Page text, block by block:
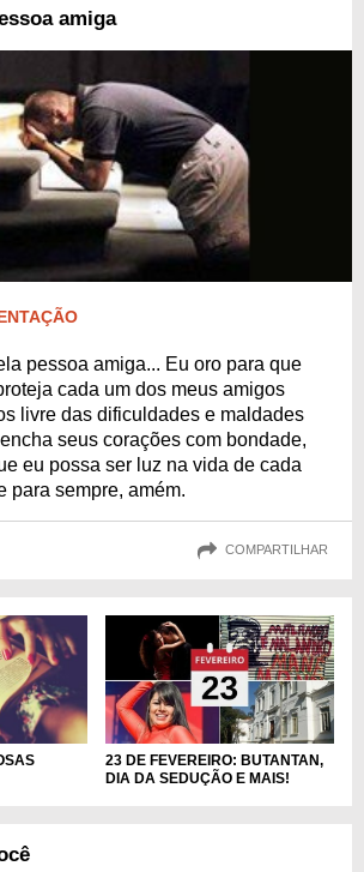
amiga
pessoa amiga... Eu oro para que
cada um dos meus amigos
livre das dificuldades e maldades
seus corações com bondade,
eu possa ser luz na vida de cada
para sempre, amém.
COMPARTILHAR
23 DE FEVEREIRO: BUTANTAN,
DIA DA SEDUÇÃO E MAIS!